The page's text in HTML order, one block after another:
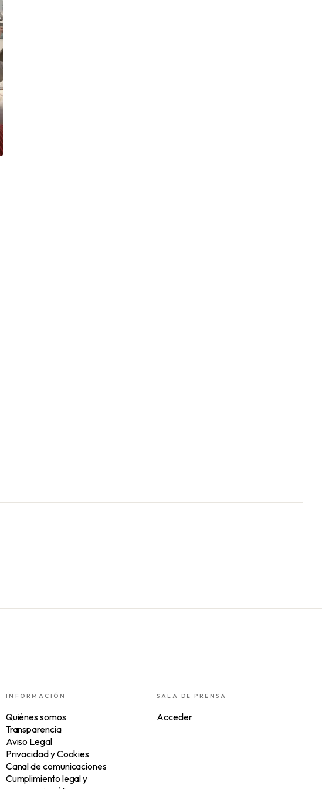
INFORMACIÓN
Quiénes somos
Transparencia
Aviso Legal
Privacidad y Cookies
Canal de comunicaciones
Cumplimiento legal y
SALA DE PRENSA
Acceder